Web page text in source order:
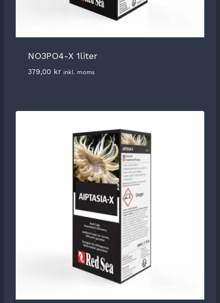
NO3PO4-X 1liter
379,00 kr inkl. moms